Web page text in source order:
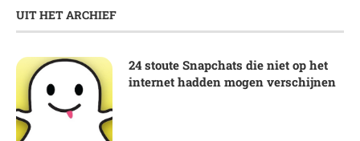
UIT HET ARCHIEF
24 stoute Snapchats die niet op het
internet hadden mogen verschijnen